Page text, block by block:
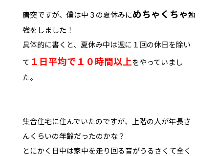
唐突ですが、僕は中３の夏休みにめちゃくちゃ勉
強をしました！
具体的に書くと、夏休み中は週に１回の休日を除い
て １日平均で１０時間以上をやっていまし
た。
集合住宅に住んでいたのですが、上階の人が年長さ
んくらいの年齢だったのかな？
とにかく日中は家中を走り回る音がうるさくて全く